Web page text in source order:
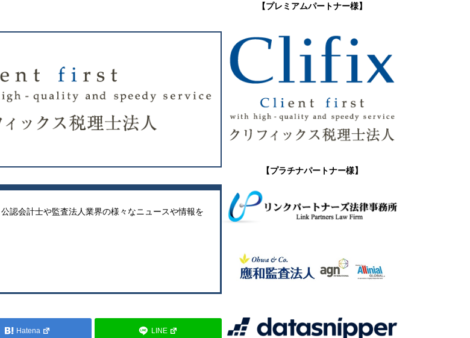
認会計士や監査法人業界の様々なニュースや情報を
Hatena LINE
【プレミアムパートナー様】
【プラチナパートナー様】